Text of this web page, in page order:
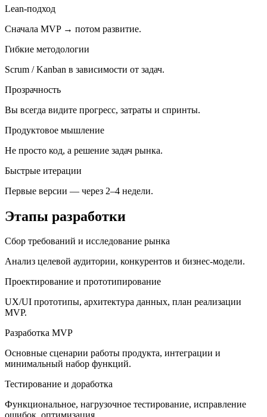
Lean-подход
Cначала MVP → потом развитие.
Гибкие методологии
Scrum / Kanban в зависимости от задач.
Прозрачность
Вы всегда видите прогресс, затраты и спринты.
Продуктовое мышление
Не просто код, а решение задач рынка.
Быстрые итерации
Первые версии — через 2–4 недели.
Этапы разработки
Сбор требований и исследование рынка
Анализ целевой аудитории, конкурентов и бизнес-модели.
Проектирование и прототипирование
UX/UI прототипы, архитектура данных, план реализации
MVP.
Разработка MVP
Основные сценарии работы продукта, интеграции и
минимальный набор функций.
Тестирование и доработка
Функциональное, нагрузочное тестирование, исправление